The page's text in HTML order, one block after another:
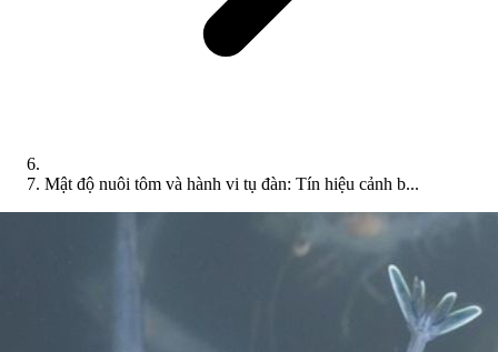
Mật độ nuôi tôm và hành vi tụ đàn: Tín hiệu cảnh b...